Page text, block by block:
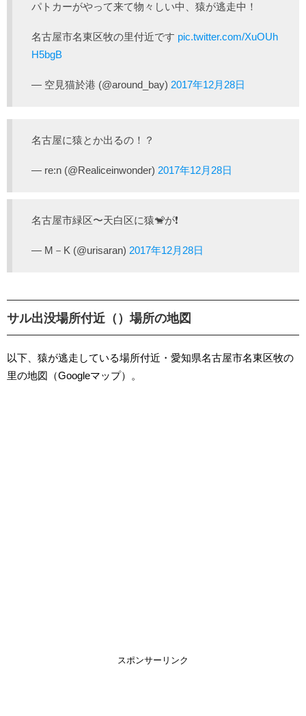
パトカーがやって来て物々しい中、猿が逃走中！
名古屋市名東区牧の里付近です pic.twitter.com/XuOUh
H5bgB
— 空見猫於港 (@around_bay) 2017年12月28日
名古屋に猿とか出るの！？
— re:n (@Realiceinwonder) 2017年12月28日
名古屋市緑区〜天白区に猿🐒が❗️
— M－K (@urisaran) 2017年12月28日
サル出没場所付近（）場所の地図
以下、猿が逃走している場所付近・愛知県名古屋市名東区牧の
里の地図（Googleマップ）。
スポンサーリンク